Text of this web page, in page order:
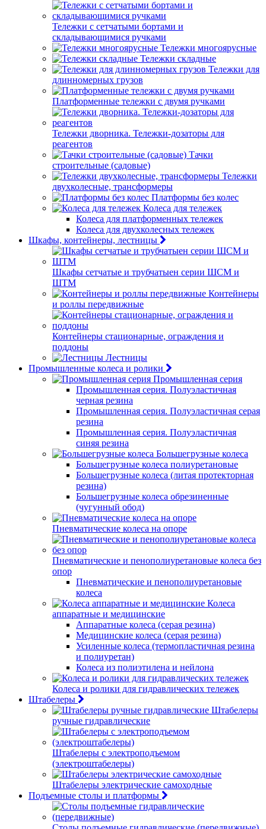
Тележки с сетчатыми бортами и
складывающимися ручками
Тележки многоярусные
Тележки складные
Тележки для
длинномерных грузов
Платформенные тележки с двумя ручками
Тележки дворника. Тележки-дозаторы для
реагентов
Тачки
строительные (садовые)
Тележки
двухколесные, трансформеры
Платформы без колес
Колеса для тележек
Колеса для платформенных тележек
Колеса для двухколесных тележек
Шкафы, контейнеры, лестницы
Шкафы сетчатые и трубчатыен серии ШСМ и
ШТМ
Контейнеры
и роллы передвижные
Контейнеры стационарные, ограждения и
поддоны
Лестницы
Промышленные колеса и ролики
Промышленная серия
Промышленная серия. Полуэластичная
черная резина
Промышленная серия. Полуэластичная серая
резина
Промышленная серия. Полуэластичная
синяя резина
Большегрузные колеса
Большегрузные колеса полиуретановые
Большегрузные колеса (литая протекторная
резина)
Большегрузные колеса обрезиненные
(чугунный обод)
Пневматические колеса на опоре
Пневматические и пенополиуретановые колеса без
опор
Пневматические и пенополиуретановые
колеса
Колеса
аппаратные и медицинские
Аппаратные колеса (серая резина)
Медицинские колеса (серая резина)
Усиленные колеса (термопластичная резина
и полиуретан)
Колеса из полиэтилена и нейлона
Колеса и ролики для гидравлических тележек
Штабелеры
Штабелеры
ручные гидравлические
Штабелеры с электроподъемом
(электроштабелеры)
Штабелеры электрические самоходные
Подъемные столы и платформы